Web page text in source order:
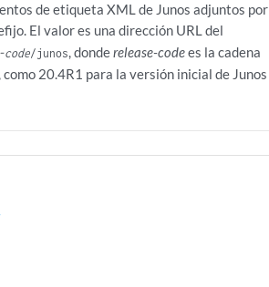
de etiqueta XML de Junos adjuntos por
El valor es una dirección URL del
/junos, donderelease-codees la cadena
20.4R1 para la versión inicial de Junos